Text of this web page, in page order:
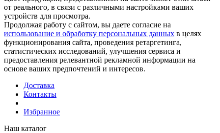
от реального, в связи с различными настройками ваших
устройств для просмотра.
Продолжая работу с сайтом, вы даете согласие на
использование и обработку персональных данных в целях
функционирования сайта, проведения ретаргетинга,
статистических исследований, улучшения сервиса и
предоставления релевантной рекламной информации на
основе ваших предпочтений и интересов.
Доставка
Контакты
Избранное
Наш каталог